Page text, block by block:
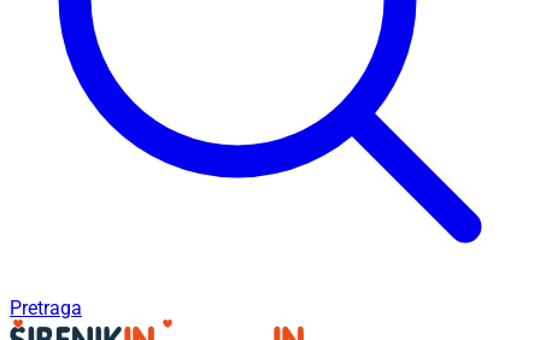
Pretraga